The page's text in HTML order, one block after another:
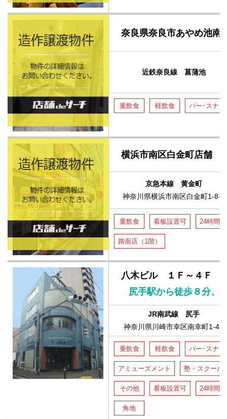
奈良県奈良市あやめ池
近鉄奈良線 菖蒲池
重飲食 軽飲食 バー･スナ
横浜市南区白金町店舗
京急本線 黄金町
神奈川県横浜市南区白金町1-8-1
重飲食 看板設置可 24時間
路面店（1階）
八木ビル １Ｆ～４Ｆ
JR南武線 尻手
神奈川県川崎市幸区南幸町1-48
重飲食 軽飲食 バー･スナ
アミューズメント 塾・スクール
その他 看板設置可 24時間
角地